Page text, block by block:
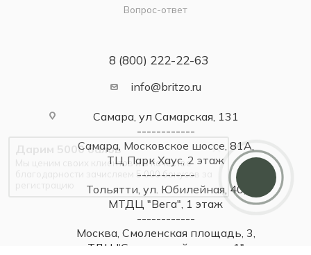
Вопрос-ответ
8 (800) 222-22-63
info@britzo.ru
Самара, ул Самарская, 131
------------
Самара, Московское шоссе, 81А,
ТЦ Парк Хаус, 2 этаж
------------
Тольятти, ул. Юбилейная, 40,
МТДЦ "Вега", 1 этаж
------------
Москва, Смоленская площадь, 3,
ТДЦ "Смоленский пассаж 1"
Дарим 5000 балов
Мы ценим своих клиентов и в качестве
благодарности зачисляем 5 000 бонусов за